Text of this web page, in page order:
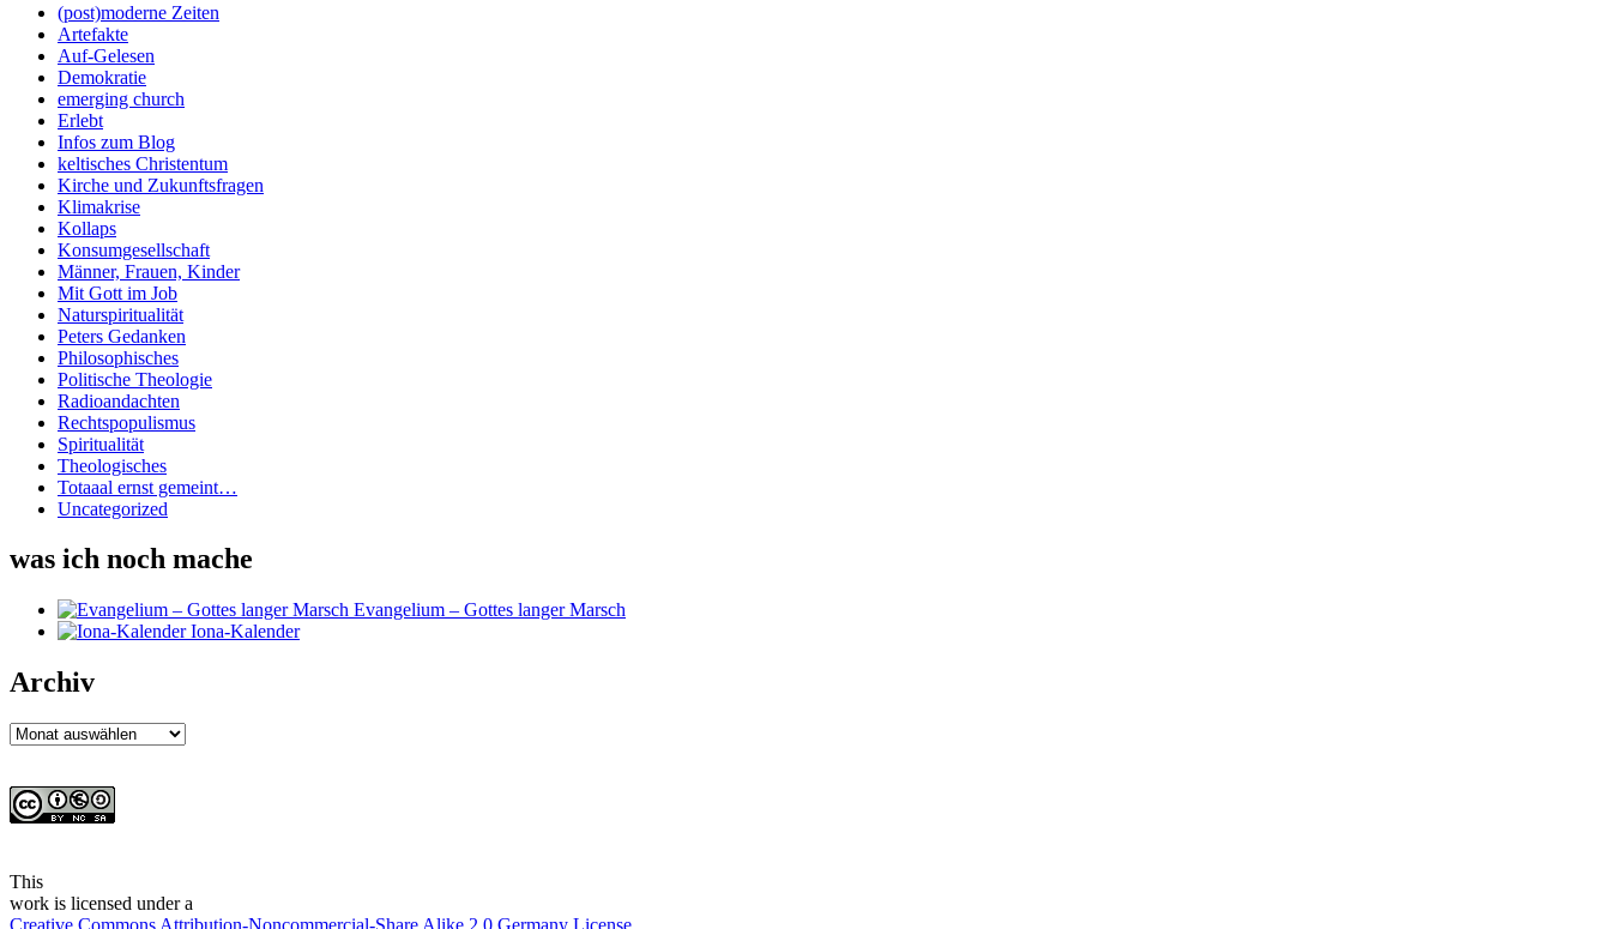
(post)moderne Zeiten
Artefakte
Auf-Gelesen
Demokratie
emerging church
Erlebt
Infos zum Blog
keltisches Christentum
Kirche und Zukunftsfragen
Klimakrise
Kollaps
Konsumgesellschaft
Männer, Frauen, Kinder
Mit Gott im Job
Naturspiritualität
Peters Gedanken
Philosophisches
Politische Theologie
Radioandachten
Rechtspopulismus
Spiritualität
Theologisches
Totaaal ernst gemeint…
Uncategorized
was ich noch mache
Evangelium – Gottes langer Marsch
Iona-Kalender
Archiv
Archiv
This
work is licensed under a